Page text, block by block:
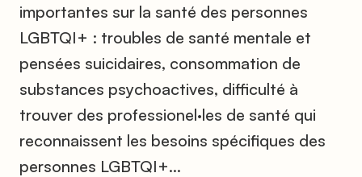
importantes sur la santé des personnes
LGBTQI+ : troubles de santé mentale et
pensées suicidaires, consommation de
substances psychoactives, difficulté à
trouver des professionel·les de santé qui
reconnaissent les besoins spécifiques des
personnes LGBTQI+...